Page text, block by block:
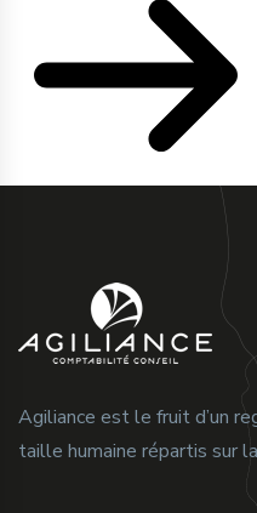
Agiliance est le fruit d’un
taille humaine répartis sur